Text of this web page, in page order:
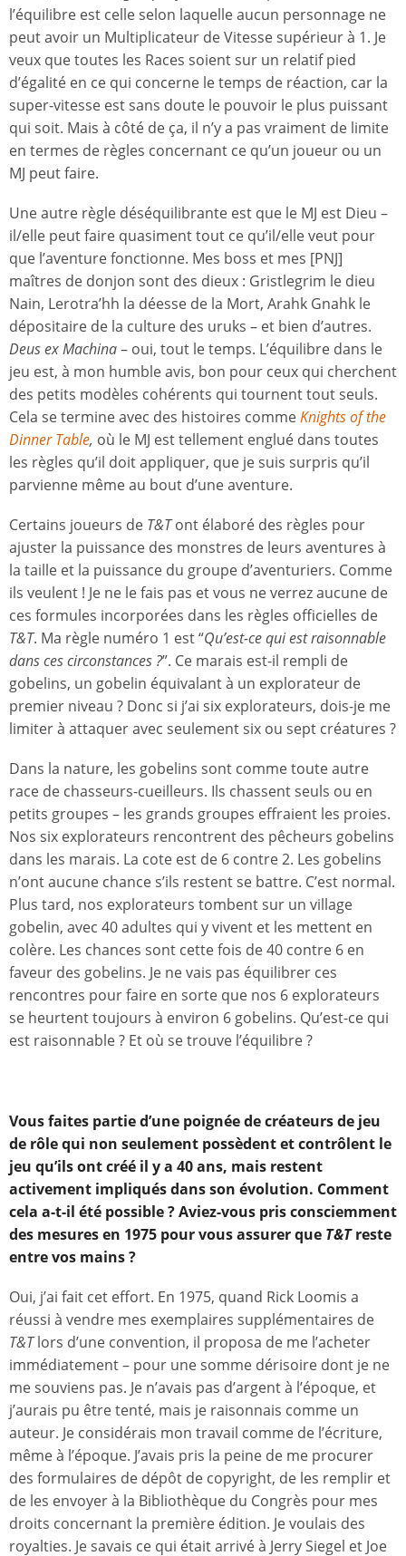
l’équilibre est celle selon laquelle aucun personnage ne
peut avoir un Multiplicateur de Vitesse supérieur à 1. Je
veux que toutes les Races soient sur un relatif pied
d’égalité en ce qui concerne le temps de réaction, car la
super-vitesse est sans doute le pouvoir le plus puissant
qui soit. Mais à côté de ça, il n’y a pas vraiment de limite
en termes de règles concernant ce qu’un joueur ou un
MJ peut faire.
Une autre règle déséquilibrante est que le MJ est Dieu –
il/elle peut faire quasiment tout ce qu’il/elle veut pour
que l’aventure fonctionne. Mes boss et mes [PNJ]
maîtres de donjon sont des dieux : Gristlegrim le dieu
Nain, Lerotra’hh la déesse de la Mort, Arahk Gnahk le
dépositaire de la culture des uruks – et bien d’autres.
Deus ex Machina– oui, tout le temps. L’équilibre dans le
jeu est, à mon humble avis, bon pour ceux qui cherchent
des petits modèles cohérents qui tournent tout seuls.
Cela se termine avec des histoires commeKnights of the
Dinner Table, où le MJ est tellement englué dans toutes
les règles qu’il doit appliquer, que je suis surpris qu’il
parvienne même au bout d’une aventure.
Certains joueurs de T&Tont élaboré des règles pour
ajuster la puissance des monstres de leurs aventures à
la taille et la puissance du groupe d’aventuriers. Comme
ils veulent ! Je ne le fais pas et vous ne verrez aucune de
ces formules incorporées dans les règles officielles de
T&T. Ma règle numéro 1 est “Qu’est-ce qui est raisonnable
dans ces circonstances ?”. Ce marais est-il rempli de
gobelins, un gobelin équivalant à un explorateur de
premier niveau ? Donc si j’ai six explorateurs, dois-je me
limiter à attaquer avec seulement six ou sept créatures ?
Dans la nature, les gobelins sont comme toute autre
race de chasseurs-cueilleurs. Ils chassent seuls ou en
petits groupes – les grands groupes effraient les proies.
Nos six explorateurs rencontrent des pêcheurs gobelins
dans les marais. La cote est de 6 contre 2. Les gobelins
n’ont aucune chance s’ils restent se battre. C’est normal.
Plus tard, nos explorateurs tombent sur un village
gobelin, avec 40 adultes qui y vivent et les mettent en
colère. Les chances sont cette fois de 40 contre 6 en
faveur des gobelins. Je ne vais pas équilibrer ces
rencontres pour faire en sorte que nos 6 explorateurs
se heurtent toujours à environ 6 gobelins. Qu’est-ce qui
est raisonnable ? Et où se trouve l’équilibre ?
Vous faites partie d’une poignée de créateurs de jeu
de rôle qui non seulement possèdent et contrôlent le
jeu qu’ils ont créé il y a 40 ans, mais restent
activement impliqués dans son évolution. Comment
cela a-t-il été possible? Aviez-vous pris consciemment
des mesures en 1975 pour vous assurer que T&Treste
entre vos mains?
Oui, j’ai fait cet effort. En 1975, quand Rick Loomis a
réussi à vendre mes exemplaires supplémentaires de
T&Tlors d’une convention, il proposa de me l’acheter
immédiatement – pour une somme dérisoire dont je ne
me souviens pas. Je n’avais pas d’argent à l’époque, et
j’aurais pu être tenté, mais je raisonnais comme un
auteur. Je considérais mon travail comme de l’écriture,
même à l’époque. J’avais pris la peine de me procurer
des formulaires de dépôt de copyright, de les remplir et
de les envoyer à la Bibliothèque du Congrès pour mes
droits concernant la première édition. Je voulais des
royalties. Je savais ce qui était arrivé à Jerry Siegel et Joe